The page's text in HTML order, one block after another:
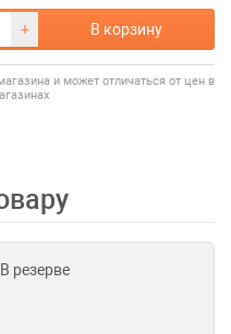
+ В корзину
и может отличаться от цен в
В резерве